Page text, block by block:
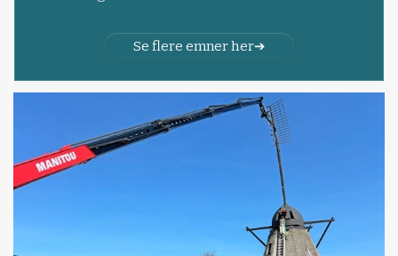
Se flere emner her